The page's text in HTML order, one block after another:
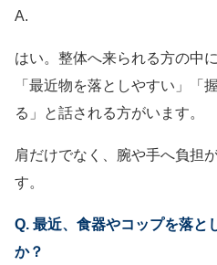
A.
はい。整体へ来られる方の中
「最近物を落としやすい」「
る」と話される方がいます。
肩だけでなく、腕や手へ負担
す。
Q. 最近、食器やコップを落と
か？